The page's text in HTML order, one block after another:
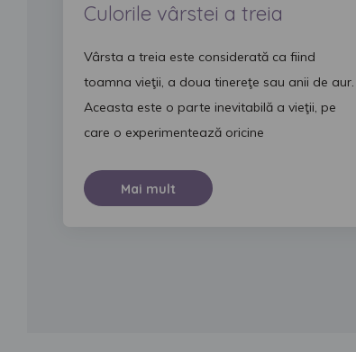
Culorile vârstei a treia
Vârsta a treia este considerată ca fiind
toamna vieţii, a doua tinereţe sau anii de aur.
Aceasta este o parte inevitabilă a vieţii, pe
care o experimentează oricine
Mai mult